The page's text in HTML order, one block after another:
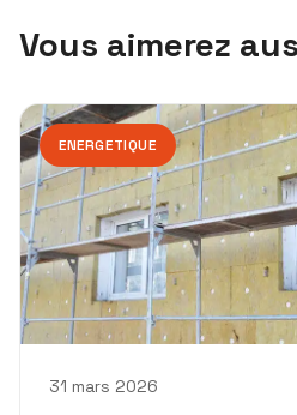
Vous aimerez
ENERGETIQUE
31 mars 2026